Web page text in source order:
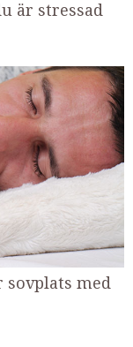
är stressad
sovplats med